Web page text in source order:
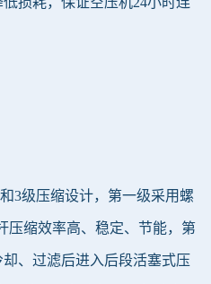
3级压缩设计，第一级采用螺
压缩效率高、稳定、节能，第
、过滤后进入后段活塞式压